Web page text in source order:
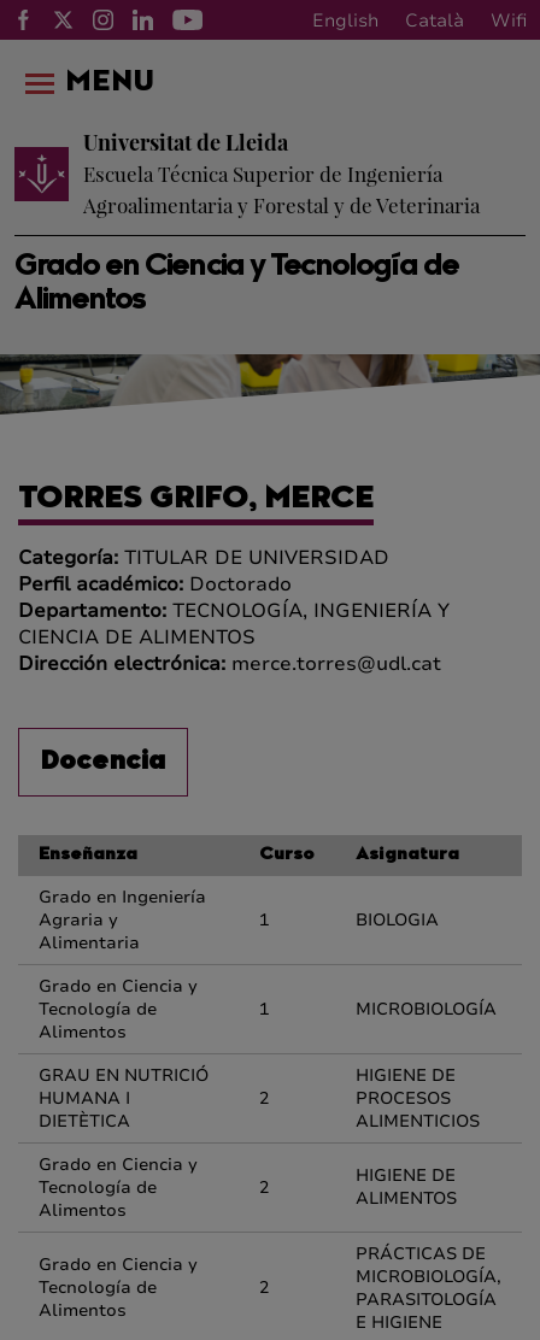
English Català Wifi
Grado en Ciencia y Tecnología de
Alimentos
Universitat de Lleida
Escuela Técnica Superior de Ingeniería
Agroalimentaria y Forestal y de Veterinaria
MENU
TORRES GRIFO, MERCE
Categoría: TITULAR DE UNIVERSIDAD
Perfil académico: Doctorado
Departamento: TECNOLOGÍA, INGENIERÍA Y
CIENCIA DE ALIMENTOS
Dirección electrónica: merce.torres@udl.cat
Docencia
Enseñanza Curso Asignatura
Grado en Ingeniería
Agraria y
Alimentaria
1 BIOLOGIA
Grado en Ciencia y
Tecnología de
Alimentos
1 MICROBIOLOGÍA
GRAU EN NUTRICIÓ
HUMANA I
DIETÈTICA
2
HIGIENE DE
PROCESOS
ALIMENTICIOS
Grado en Ciencia y
Tecnología de
Alimentos
2
HIGIENE DE
ALIMENTOS
Grado en Ciencia y
Tecnología de
Alimentos
2
PRÁCTICAS DE
MICROBIOLOGÍA,
PARASITOLOGÍA
E HIGIENE